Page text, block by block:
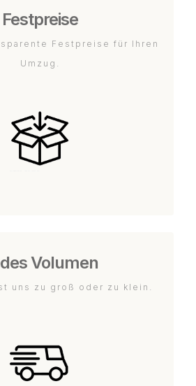
Festpreise
Festpreise für Ihren
Umzug.
Volumen
uns zu groß oder zu klein.